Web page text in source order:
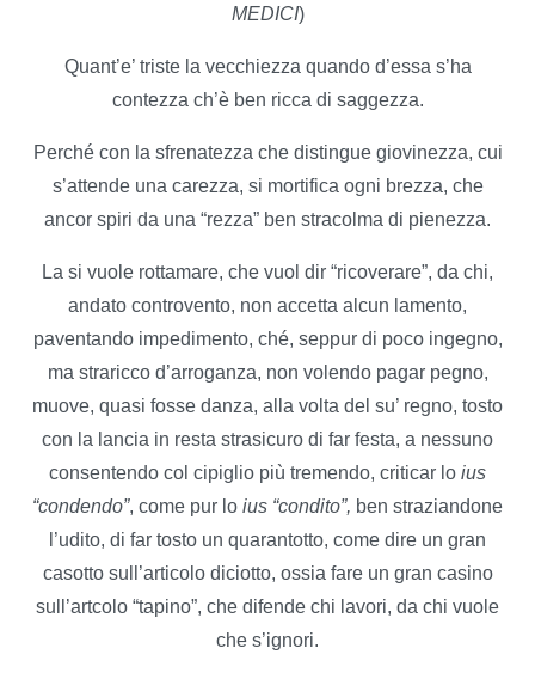
MEDICI)
Quant’e’ triste la vecchiezza quando d’essa s’ha
contezza ch’è ben ricca di saggezza.
Perché con la sfrenatezza che distingue giovinezza, cui
s’attende una carezza, si mortifica ogni brezza, che
ancor spiri da una “rezza” ben stracolma di pienezza.
La si vuole rottamare, che vuol dir “ricoverare”, da chi,
andato controvento, non accetta alcun lamento,
paventando impedimento, ché, seppur di poco ingegno,
ma straricco d’arroganza, non volendo pagar pegno,
muove, quasi fosse danza, alla volta del su’ regno, tosto
con la lancia in resta strasicuro di far festa, a nessuno
consentendo col cipiglio più tremendo, criticar lo ius
“condendo”, come pur lo ius “condito”, ben straziandone
l’udito, di far tosto un quarantotto, come dire un gran
casotto sull’articolo diciotto, ossia fare un gran casino
sull’artcolo “tapino”, che difende chi lavori, da chi vuole
che s’ignori.